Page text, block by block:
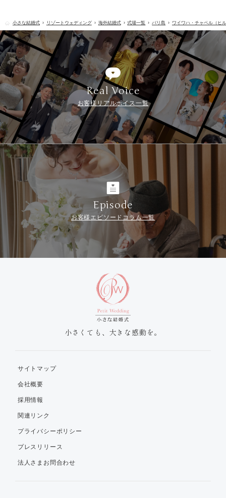
小さな結婚式 リゾートウェディング 海外結婚式 式場一覧 バリ島 ワイワハ・チャペル（ヒ
Real Voice
お客様リアルボイス一覧
Episode
お客様エピソードコラム一覧
小さくても、大きな感動を。
サイトマップ
会社概要
採用情報
関連リンク
プライバシーポリシー
プレスリリース
法人さまお問合わせ